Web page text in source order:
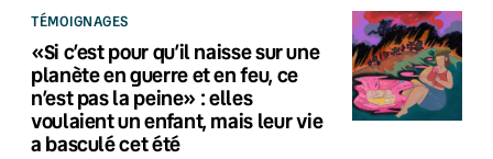
TÉMOIGNAGES
«Si c’est pour qu’il naisse sur une
planète en guerre et en feu, ce
n’est pas la peine» : elles
voulaient un enfant, mais leur vie
a basculé cet été